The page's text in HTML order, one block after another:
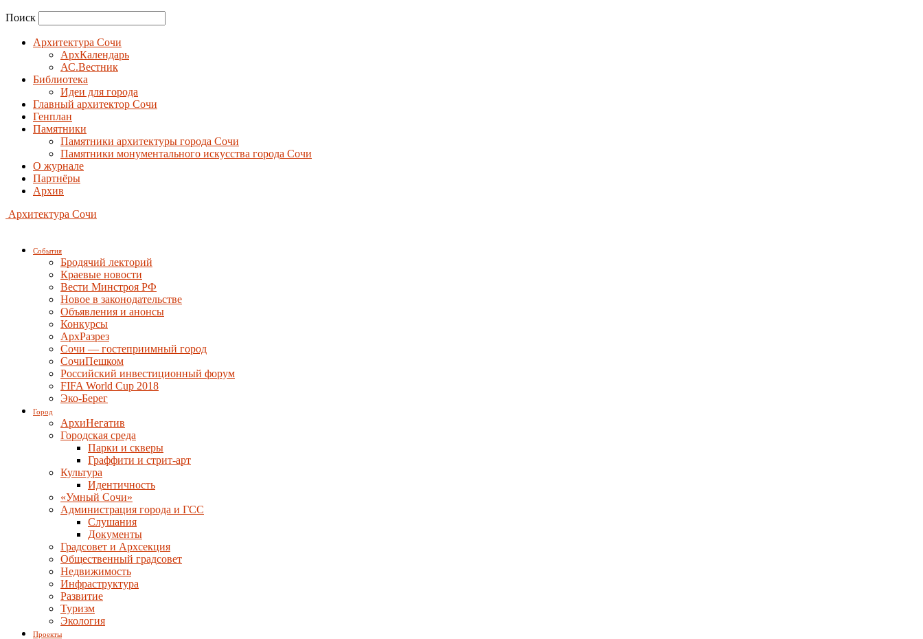
Поиск
Архитектура Сочи
АрхКалендарь
АС.Вестник
Библиотека
Идеи для города
Главный архитектор Сочи
Генплан
Памятники
Памятники архитектуры города Сочи
Памятники монументального искусства города Сочи
О журнале
Партнёры
Архив
Архитектура Сочи
События
Бродячий лекторий
Краевые новости
Вести Минстроя РФ
Новое в законодательстве
Объявления и анонсы
Конкурсы
АрхРазрез
Сочи — гостеприимный город
СочиПешком
Российский инвестиционный форум
FIFA World Cup 2018
Эко-Берег
Город
АрхиНегатив
Городская среда
Парки и скверы
Граффити и стрит-арт
Культура
Идентичность
«Умный Сочи»
Администрация города и ГСС
Слушания
Документы
Градсовет и Архсекция
Общественный градсовет
Недвижимость
Инфраструктура
Развитие
Туризм
Экология
Проекты